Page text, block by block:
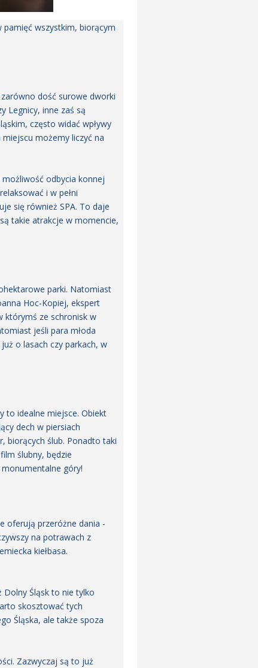
pamięć wszystkim, biorącym
dość surowe dworki
Legnicy, inne zaś są
często widać wpływy
możemy liczyć na
odbycia konnej
i w pełni
się również SPA. To daje
takie atrakcje w momencie,
parki. Natomiast
Hoc-Kopiej, ekspert
którymś ze schronisk w
jeśli para młoda
o lasach czy parkach, w
to idealne miejsce. Obiekt
dech w piersiach
biorących ślub. Ponadto taki
ślubny, będzie
góry!
oferują przeróżne dania -
na potrawach z
kiełbasa.
Śląsk to nie tylko
skosztować tych
Śląska, ale także spoza
Zazwyczaj są to już